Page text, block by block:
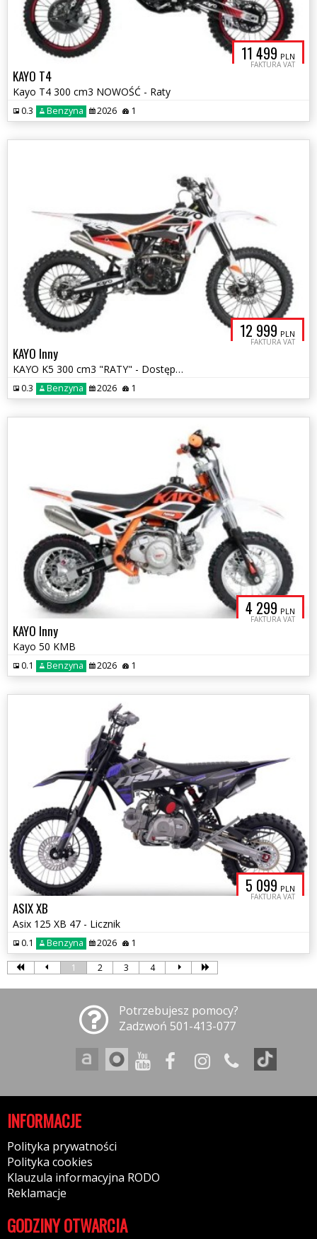
11 499 PLN
FAKTURA VAT
KAYO T4
Kayo T4 300 cm3 NOWOŚĆ - Raty
0.3 Benzyna 2026 1
12 999 PLN
FAKTURA VAT
KAYO Inny
KAYO K5 300 cm3 "RATY" - Dostępny
0.3 Benzyna 2026 1
4 299 PLN
FAKTURA VAT
KAYO Inny
Kayo 50 KMB
0.1 Benzyna 2026 1
5 099 PLN
FAKTURA VAT
ASIX XB
Asix 125 XB 47 - Licznik
0.1 Benzyna 2026 1
1 2 3 4
Potrzebujesz pomocy?
Zadzwoń 501-413-077
INFORMACJE
Polityka prywatności
Polityka cookies
Klauzula informacyjna RODO
Reklamacje
GODZINY OTWARCIA